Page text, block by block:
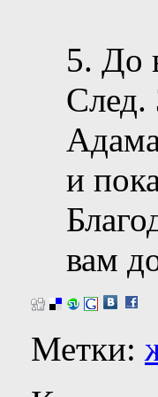
5. До
След.
и
вам
Метки: